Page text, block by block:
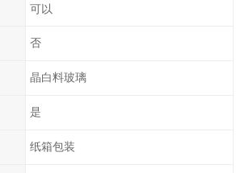
可以
否
晶白料玻璃
是
纸箱包装